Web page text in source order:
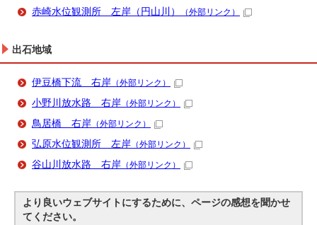
赤崎水位観測所 左岸（円山川） （外部リンク）
出石地域
伊豆橋下流 右岸 （外部リンク）
小野川放水路 右岸 （外部リンク）
鳥居橋 右岸 （外部リンク）
弘原水位観測所 左岸 （外部リンク）
谷山川放水路 右岸 （外部リンク）
より良いウェブサイトにするために、ページの感想を聞かせ
てください。